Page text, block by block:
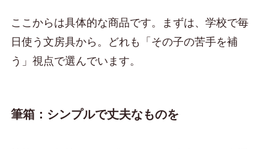
ここからは具体的な商品です。まずは、学校で毎
日使う文房具から。どれも「その子の苦手を補
う」視点で選んでいます。
筆箱：シンプルで丈夫なものを